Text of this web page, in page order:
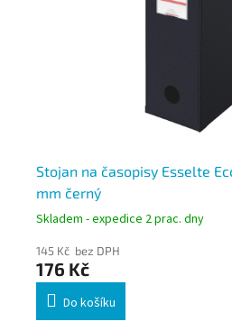
Stojan na časopisy Esselte
mm černý
Skladem - expedice 2 prac. dny
145 Kč bez DPH
176 Kč
Do košíku